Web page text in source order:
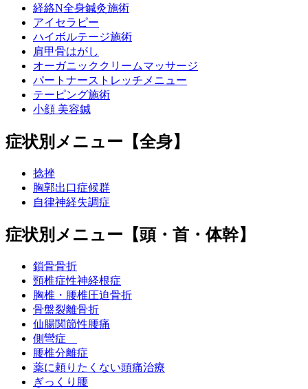
経絡N全身鍼灸施術
アイセラピー
ハイボルテージ施術
肩甲骨はがし
オーガニッククリームマッサージ
パートナーストレッチメニュー
テーピング施術
小顔 美容鍼
症状別メニュー【全身】
捻挫
胸郭出口症候群
自律神経失調症
症状別メニュー【頭・首・体幹】
鎖骨骨折
頸椎症性神経根症
胸椎・腰椎圧迫骨折
骨盤裂離骨折
仙腸関節性腰痛
側彎症
腰椎分離症
薬に頼りたくない頭痛治療
ぎっくり腰